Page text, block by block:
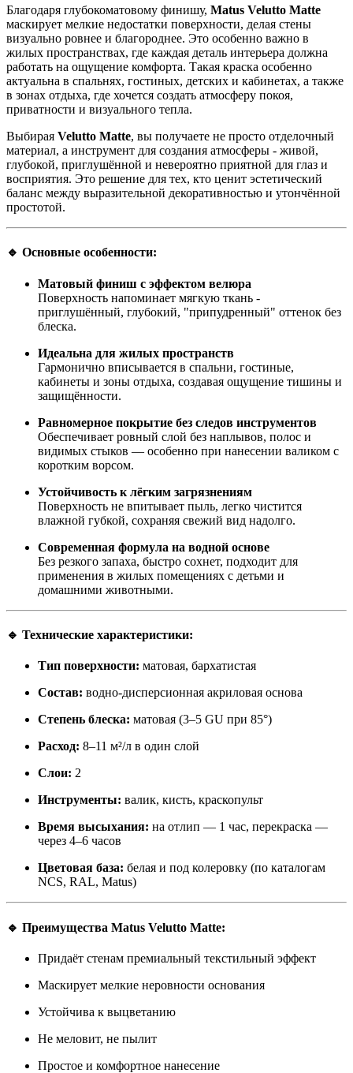
Благодаря глубокоматовому финишу, Matus Velutto Matte
маскирует мелкие недостатки поверхности, делая стены
визуально ровнее и благороднее. Это особенно важно в
жилых пространствах, где каждая деталь интерьера должна
работать на ощущение комфорта. Такая краска особенно
актуальна в спальнях, гостиных, детских и кабинетах, а также
в зонах отдыха, где хочется создать атмосферу покоя,
приватности и визуального тепла.
Выбирая Velutto Matte, вы получаете не просто отделочный
материал, а инструмент для создания атмосферы - живой,
глубокой, приглушённой и невероятно приятной для глаз и
восприятия. Это решение для тех, кто ценит эстетический
баланс между выразительной декоративностью и утончённой
простотой.
🔹 Основные особенности:
Матовый финиш с эффектом велюра
Поверхность напоминает мягкую ткань -
приглушённый, глубокий, "припудренный" оттенок без
блеска.
Идеальна для жилых пространств
Гармонично вписывается в спальни, гостиные,
кабинеты и зоны отдыха, создавая ощущение тишины и
защищённости.
Равномерное покрытие без следов инструментов
Обеспечивает ровный слой без наплывов, полос и
видимых стыков — особенно при нанесении валиком с
коротким ворсом.
Устойчивость к лёгким загрязнениям
Поверхность не впитывает пыль, легко чистится
влажной губкой, сохраняя свежий вид надолго.
Современная формула на водной основе
Без резкого запаха, быстро сохнет, подходит для
применения в жилых помещениях с детьми и
домашними животными.
🔹 Технические характеристики:
Тип поверхности: матовая, бархатистая
Состав: водно-дисперсионная акриловая основа
Степень блеска: матовая (3–5 GU при 85°)
Расход: 8–11 м²/л в один слой
Слои: 2
Инструменты: валик, кисть, краскопульт
Время высыхания: на отлип — 1 час, перекраска —
через 4–6 часов
Цветовая база: белая и под колеровку (по каталогам
NCS, RAL, Matus)
🔹 Преимущества Matus Velutto Matte:
Придаёт стенам премиальный текстильный эффект
Маскирует мелкие неровности основания
Устойчива к выцветанию
Не меловит, не пылит
Простое и комфортное нанесение